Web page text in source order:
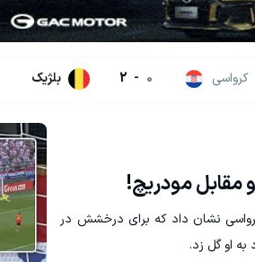
کرواسی 0
-
2 بلژیک
مقابل مودریچ!
کرواسی نشان داد که برای درخشش در
او گل زد.
بخیه و سوختگی فقط در 3 هفته!!😍 جای